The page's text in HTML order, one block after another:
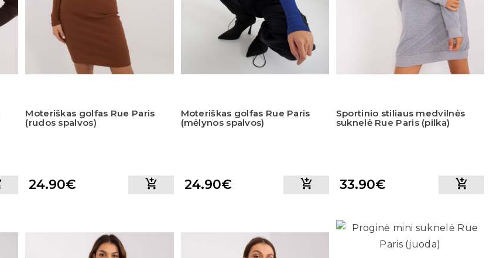
Moteriškas golfas Rue Paris
(rudos spalvos)
24.90€
Moteriškas golfas Rue Paris
(mėlynos spalvos)
24.90€
Sportinio stiliaus medvilnės
suknelė Rue Paris (pilka)
33.90€